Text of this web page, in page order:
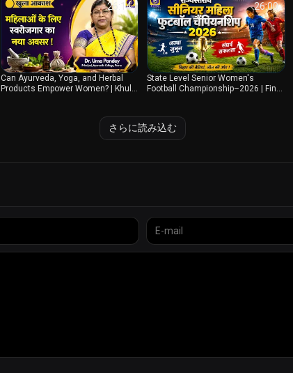
26:14
Can Ayurveda, Yoga, and Herbal
Products Empower Women? | Khula
26:00
State Level Senior Women's
Football Championship–2026 | Final
さらに読み込む